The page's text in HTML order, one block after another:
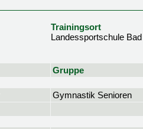
Trainingsort
Landessportschule
Gruppe
Gymnastik Senioren